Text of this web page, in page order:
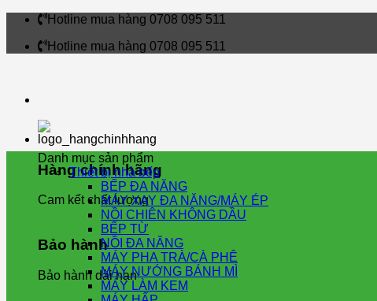
Skip
content
Hotline mua hàng 0708 095 511
Hotline mua hàng 0708 095 511
Hàng chính hãng
Cam kết chất lượng
Bảo hành
Bảo hành dài hạn
Danh mục sản phẩm
Thiết bị nhà bếp
BẾP ĐA NĂNG
MÁY XAY ĐA NĂNG/MÁY ÉP
NỒI CHIÊN KHÔNG DẦU
BẾP TỪ
NỒI ĐA NĂNG
MÁY PHA TRÀ/CÀ PHÊ
MÁY NƯỚNG BÁNH MÌ
MÁY LÀM KEM